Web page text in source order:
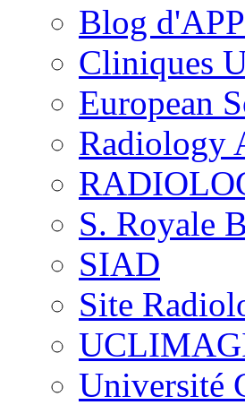
Blog
Cliniques
European
Radiology
S. Royale
SIAD
Site
Université